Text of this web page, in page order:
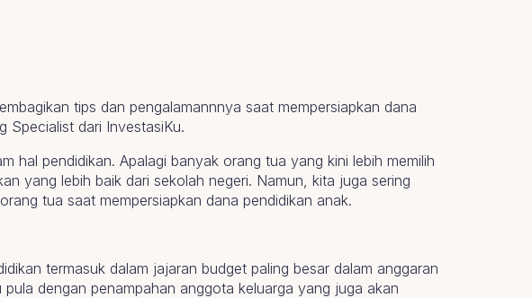
tips dan pengalamannnya saat mempersiapkan dana
Specialist dari InvestasiKu.
hal pendidikan. Apalagi banyak orang tua yang kini lebih memilih
yang lebih baik dari sekolah negeri. Namun, kita juga sering
tua saat mempersiapkan dana pendidikan anak.
termasuk dalam jajaran budget paling besar dalam anggaran
dengan penampahan anggota keluarga yang juga akan